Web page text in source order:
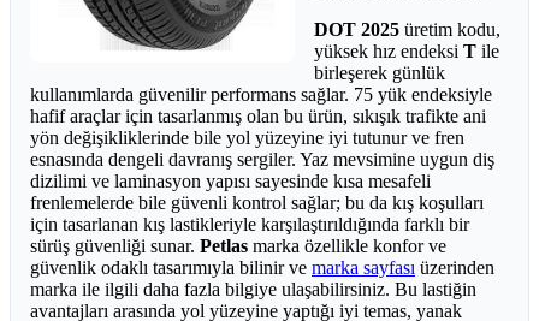
DOT 2025 üretim kodu,
yüksek hız endeksi T ile
birleşerek günlük
kullanımlarda güvenilir performans sağlar. 75 yük endeksiyle
hafif araçlar için tasarlanmış olan bu ürün, sıkışık trafikte ani
yön değişikliklerinde bile yol yüzeyine iyi tutunur ve fren
esnasında dengeli davranış sergiler. Yaz mevsimine uygun diş
dizilimi ve laminasyon yapısı sayesinde kısa mesafeli
frenlemelerde bile güvenli kontrol sağlar; bu da kış koşulları
için tasarlanan kış lastikleriyle karşılaştırıldığında farklı bir
sürüş güvenliği sunar. Petlas marka özellikle konfor ve
güvenlik odaklı tasarımıyla bilinir ve marka sayfası üzerinden
marka ile ilgili daha fazla bilgiye ulaşabilirsiniz. Bu lastiğin
avantajları arasında yol yüzeyine yaptığı iyi temas, yanak